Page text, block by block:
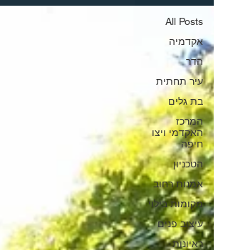
All Posts
אקדמיה
הדר
עיר תחתית
בת גלים
המרכז
האקדמי ויצו
חיפה
הטכניון
אמנות רחוב
מקומות בילוי
עיצוב פנים
ראיונות